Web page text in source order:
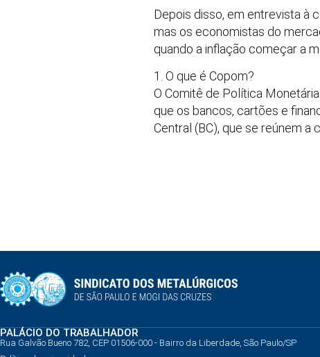
Depois disso, em entrevista à
mas os economistas do
quando a inflação começar a
1. O que é Copom?
O Comitê de Política
que os bancos, cartões e
Central (BC), que se reúnem a
PALÁCIO DO TRABALHADOR
Rua Galvão Bueno 782, CEP 01506-000 - Bairro da Liberdade, São Paulo/SP